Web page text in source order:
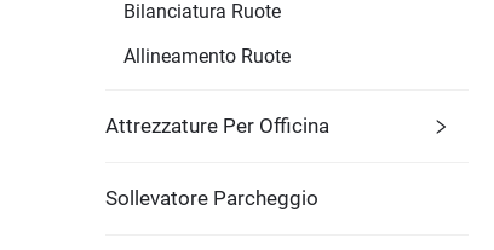
Bilanciatura Ruote
Allineamento Ruote
Attrezzature Per Officina
Sollevatore Parcheggio